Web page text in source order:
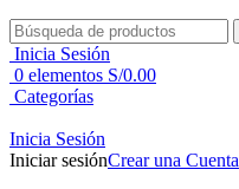
Inicia Sesión
0 elementos S/0.00
Categorías
Inicia Sesión
Iniciar sesiónCrear una Cuenta